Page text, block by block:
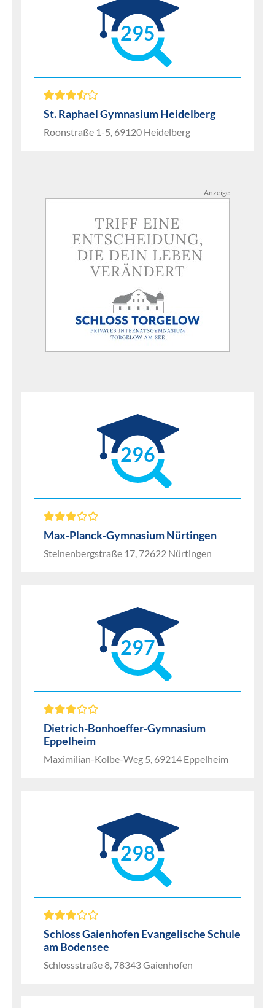
295
St. Raphael Gymnasium Heidelberg
Roonstraße 1-5, 69120 Heidelberg
Anzeige
296
Max-Planck-Gymnasium Nürtingen
Steinenbergstraße 17, 72622 Nürtingen
297
Dietrich-Bonhoeffer-Gymnasium
Eppelheim
Maximilian-Kolbe-Weg 5, 69214 Eppelheim
298
Schloss Gaienhofen Evangelische Schule
am Bodensee
Schlossstraße 8, 78343 Gaienhofen